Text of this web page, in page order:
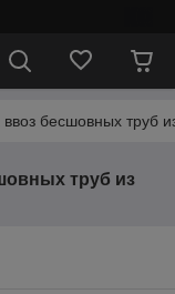
бесшовных труб
труб из